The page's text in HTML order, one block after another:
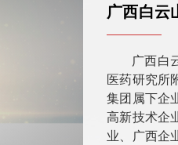
广西白云
广西白
医药研究所
集团属下企
高新技术企
业、广西企